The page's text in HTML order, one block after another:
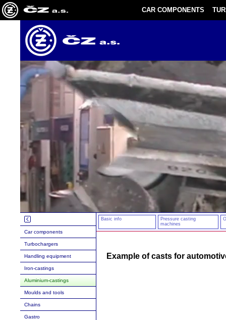
CAR COMPONENTS
Car components
Turbochargers
Handling equipment
Iron-castings
Aluminium-castings
Moulds and tools
Chains
Gastro
Basic info
Pressure casting
machines
Example of casts for